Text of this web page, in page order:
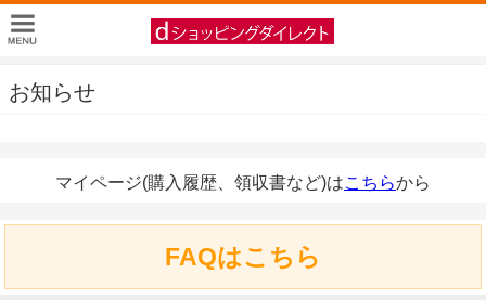
お知らせ
マイページ(購入履歴、領収書など)はこちらから
FAQはこちら